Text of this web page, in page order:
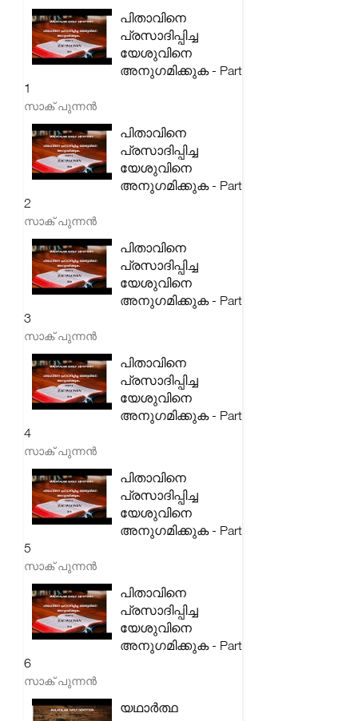
പിതാവിനെ
പ്രസാദിപ്പിച്ച
യേശുവിനെ
അനുഗമിക്കുക - Part
1
സാക് പുന്നൻ
പിതാവിനെ
പ്രസാദിപ്പിച്ച
യേശുവിനെ
അനുഗമിക്കുക - Part
2
സാക് പുന്നൻ
പിതാവിനെ
പ്രസാദിപ്പിച്ച
യേശുവിനെ
അനുഗമിക്കുക - Part
3
സാക് പുന്നൻ
പിതാവിനെ
പ്രസാദിപ്പിച്ച
യേശുവിനെ
അനുഗമിക്കുക - Part
4
സാക് പുന്നൻ
പിതാവിനെ
പ്രസാദിപ്പിച്ച
യേശുവിനെ
അനുഗമിക്കുക - Part
5
സാക് പുന്നൻ
പിതാവിനെ
പ്രസാദിപ്പിച്ച
യേശുവിനെ
അനുഗമിക്കുക - Part
6
സാക് പുന്നൻ
യഥാർത്ഥ